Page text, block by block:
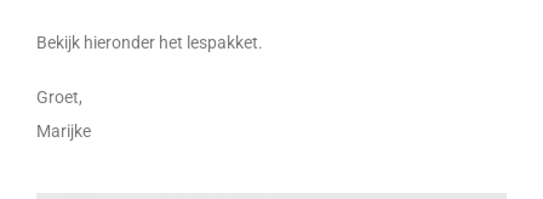
Bekijk hieronder het lespakket.
Groet,
Marijke